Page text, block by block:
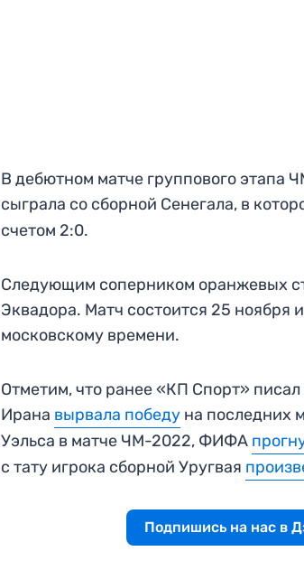
В дебютном матче группового этапа
сыграла со сборной Сенегала, в
счетом 2:0.
Следующим соперником оранжевых
Эквадора. Матч состоится 25 ноября
московскому времени.
Отметим, что ранее «КП Спорт» писал
Ирана вырвала победу на последних
Уэльса в матче ЧМ-2022, ФИФА
с тату игрока сборной Уругвая
Подпишись на нас в